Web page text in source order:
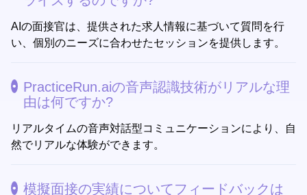
AIの面接官は、提供された求人情報に基づいて質問を行
い、個別のニーズに合わせたセッションを提供します。
PracticeRun.aiの音声認識技術がリアルな理
由は何ですか?
リアルタイムの音声対話型コミュニケーションにより、自
然でリアルな体験ができます。
模擬面接の実績についてフィードバックは